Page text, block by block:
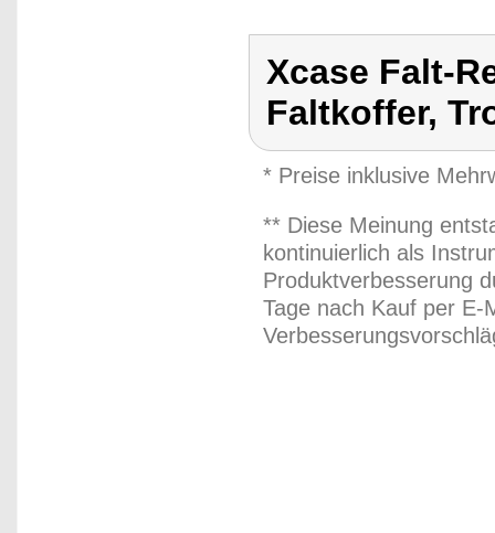
Xcase Falt-
Faltkoffer,
* Preise inklusive
** Diese Meinung
kontinuierlich als
Produktverbesserung
Tage nach Kauf per E-